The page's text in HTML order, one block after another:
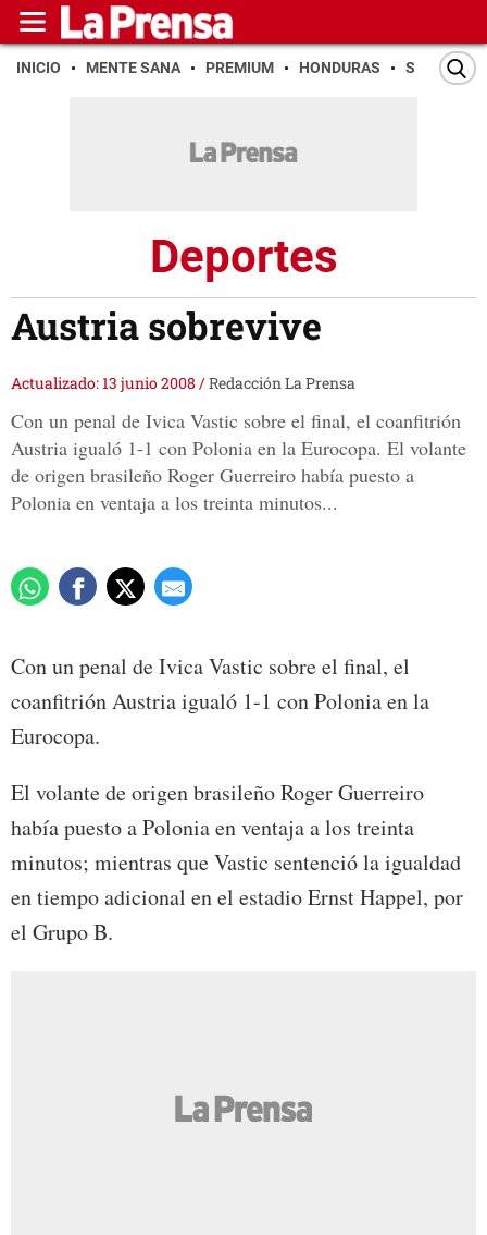
INICIO MENTE SANA PREMIUM HONDURAS SAN PEDRO
Deportes
Austria sobrevive
Actualizado: 13 junio 2008 /Redacción La Prensa
Con un penal de Ivica Vastic sobre el final, el coanfitrión
Austria igualó 1-1 con Polonia en la Eurocopa. El volante
de origen brasileño Roger Guerreiro había puesto a
Polonia en ventaja a los treinta minutos...
Con un penal de Ivica Vastic sobre el final, el
coanfitrión Austria igualó 1-1 con Polonia en la
Eurocopa.
El volante de origen brasileño Roger Guerreiro
había puesto a Polonia en ventaja a los treinta
minutos; mientras que Vastic sentenció la igualdad
en tiempo adicional en el estadio Ernst Happel, por
el Grupo B.